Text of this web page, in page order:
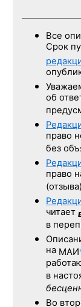
Все
Срок
об
право
без
право
читает
в
на МАИ
в
Во